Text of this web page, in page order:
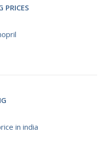
PRICES
in india